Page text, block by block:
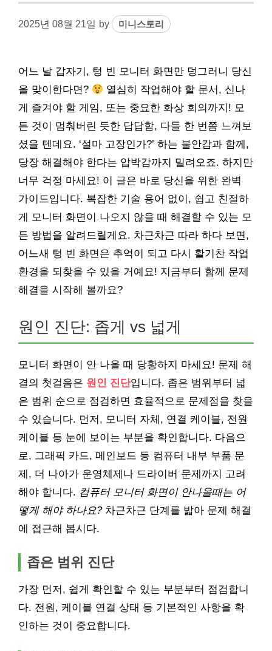
2025년 08월 21일 by 미니스토리
어느 날 갑자기, 텅 빈 모니터 화면만 덩그러니 당신
을 맞이한다면?
열심히 작업해야 할 문서, 신나
게 즐겨야 할 게임, 또는 중요한 화상 회의까지! 모
든 것이 멈춰버린 듯한 답답함, 다들 한 번쯤 느껴보
셨을 텐데요. ‘설마 고장인가?’ 하는 불안감과 함께,
당장 해결해야 한다는 압박감까지 밀려오죠. 하지만
너무 걱정 마세요! 이 글은 바로 당신을 위한 완벽
가이드입니다. 복잡한 기술 용어 없이, 쉽고 친절하
게 모니터 화면이 나오지 않을 때 해결할 수 있는 모
든 방법을 알려드릴게요. 차근차근 따라 하다 보면,
어느새 텅 빈 화면은 추억이 되고 다시 활기찬 작업
환경을 되찾을 수 있을 거예요! 지금부터 함께 문제
해결을 시작해 볼까요?
원인 진단: 좁게 vs 넓게
모니터 화면이 안 나올 때 당황하지 마세요! 문제 해
결의 첫걸음은 원인 진단입니다. 좁은 범위부터 넓
은 범위 순으로 점검하면 효율적으로 문제점을 찾을
수 있습니다. 먼저, 모니터 자체, 연결 케이블, 전원
케이블 등 눈에 보이는 부분을 확인합니다. 다음으
로, 그래픽 카드, 메인보드 등 컴퓨터 내부 부품 문
제, 더 나아가 운영체제나 드라이버 문제까지 고려
해야 합니다. 컴퓨터 모니터 화면이 안나올때는 어
떻게 해야 하나요?차근차근 단계를 밟아 문제 해결
에 접근해 봅시다.
좁은 범위 진단
가장 먼저, 쉽게 확인할 수 있는 부분부터 점검합니
다. 전원, 케이블 연결 상태 등 기본적인 사항을 확
인하는 것이 중요합니다.